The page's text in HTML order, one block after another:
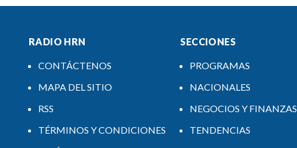
RADIO HRN
CONTÁCTENOS
MAPA DEL SITIO
RSS
TÉRMINOS Y CONDICIONES
SECCIONES
PROGRAMAS
NACIONALES
NEGOCIOS Y FINANZAS
TENDENCIAS